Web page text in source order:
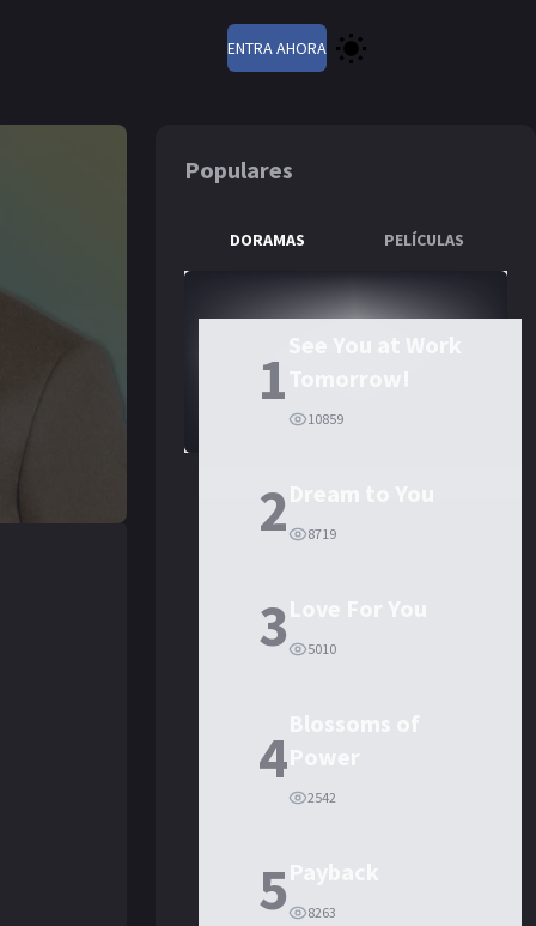
ENTRA AHORA
Populares
DORAMAS PELÍCULAS
1
10859
2 8719
3 5010
4
2542
5 8263